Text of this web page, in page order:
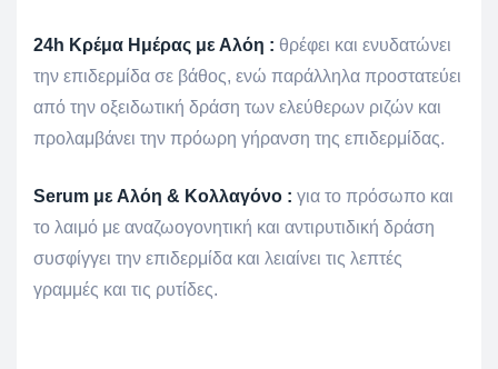
24h Κρέμα Ημέρας με Αλόη : θρέφει και ενυδατώνει
την επιδερμίδα σε βάθος, ενώ παράλληλα προστατεύει
από την οξειδωτική δράση των ελεύθερων ριζών και
προλαμβάνει την πρόωρη γήρανση της επιδερμίδας.
Serum με Αλόη & Κολλαγόνο : για το πρόσωπο και
το λαιμό με αναζωογονητική και αντιρυτιδική δράση
συσφίγγει την επιδερμίδα και λειαίνει τις λεπτές
γραμμές και τις ρυτίδες.